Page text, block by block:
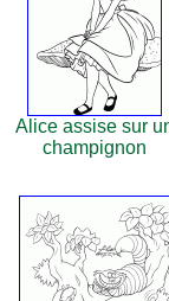
Alice assise sur
champignon